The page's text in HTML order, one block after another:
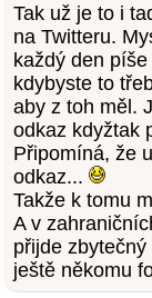
Tak už je to i
na Twitteru.
každý den
kdybyste to
aby z toh měl.
odkaz kdyžtak
Připomíná, že
odkaz...
Takže k tomu
A v
přijde
ještě někomu